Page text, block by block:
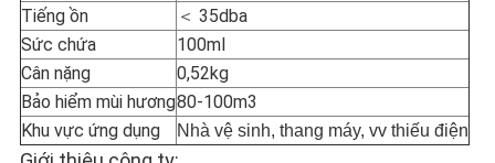
Tiếng ồn
＜ 35dba
Sức chứa
100ml
Cân nặng
0,52kg
Bảo hiểm mùi hương80-100m3
Khu vực ứng dụng
Nhà vệ sinh, thang máy, vv thiếu điện